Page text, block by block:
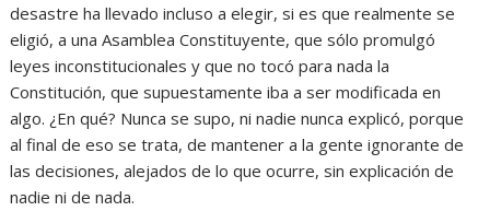
desastre ha llevado incluso a elegir, si es que realmente se
eligió, a una Asamblea Constituyente, que sólo promulgó
leyes inconstitucionales y que no tocó para nada la
Constitución, que supuestamente iba a ser modificada en
algo. ¿En qué? Nunca se supo, ni nadie nunca explicó, porque
al final de eso se trata, de mantener a la gente ignorante de
las decisiones, alejados de lo que ocurre, sin explicación de
nadie ni de nada.